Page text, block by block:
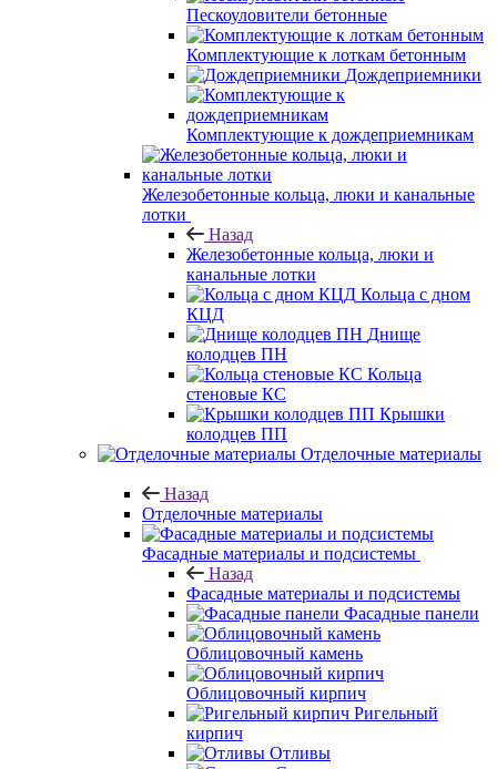
Пескоуловители бетонные
Комплектующие к лоткам бетонным
Дождеприемники
Комплектующие к дождеприемникам
Железобетонные кольца, люки и канальные
лотки
Назад
Железобетонные кольца, люки и
канальные лотки
Кольца с дном
КЦД
Днище
колодцев ПН
Кольца
стеновые КС
Крышки
колодцев ПП
Отделочные материалы
Назад
Отделочные материалы
Фасадные материалы и подсистемы
Назад
Фасадные материалы и подсистемы
Фасадные панели
Облицовочный камень
Облицовочный кирпич
Ригельный
кирпич
Отливы